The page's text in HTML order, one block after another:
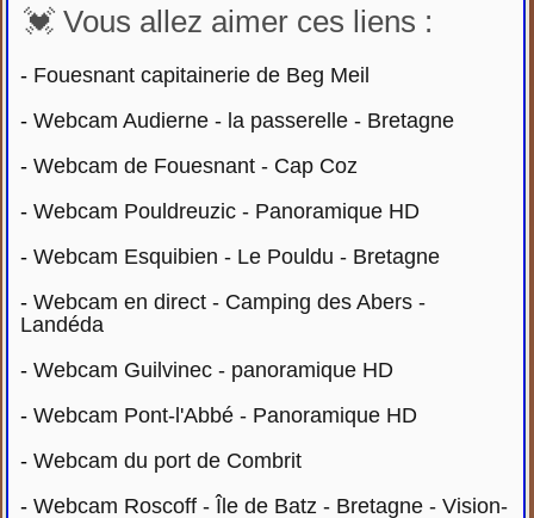
💓 Vous allez aimer ces liens :
- Fouesnant capitainerie de Beg Meil
-Webcam Audierne - la passerelle - Bretagne
-Webcam de Fouesnant - Cap Coz
-Webcam Pouldreuzic - Panoramique HD
-Webcam Esquibien - Le Pouldu - Bretagne
-Webcam en direct - Camping des Abers -
Landéda
-Webcam Guilvinec - panoramique HD
-Webcam Pont-l'Abbé - Panoramique HD
-Webcam du port de Combrit
-Webcam Roscoff - Île de Batz - Bretagne - Vision-